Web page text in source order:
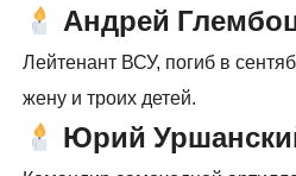
Андрей
Лейтенант ВСУ, погиб в
жену и троих детей.
Юрий